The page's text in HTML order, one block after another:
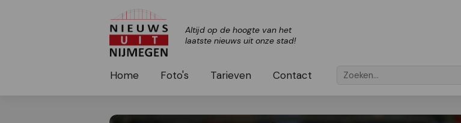
Altijd op de hoogte van het
laatste nieuws uit onze stad!
Home Foto's Tarieven Contact